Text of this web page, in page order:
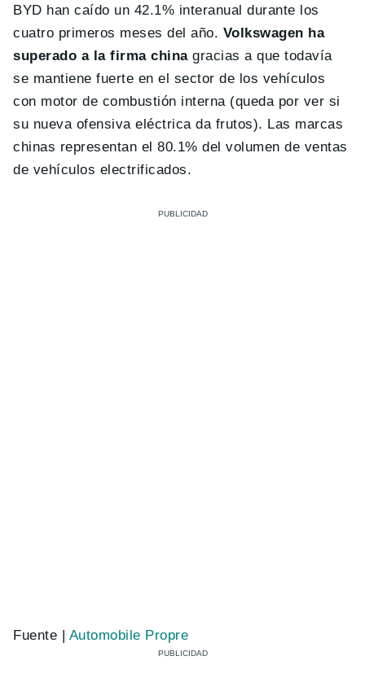
BYD han caído un 42.1% interanual durante los
cuatro primeros meses del año. Volkswagen ha
superado a la firma chinagracias a que todavía
se mantiene fuerte en el sector de los vehículos
con motor de combustión interna (queda por ver si
su nueva ofensiva eléctrica da frutos). Las marcas
chinas representan el 80.1% del volumen de ventas
de vehículos electrificados.
Fuente | Automobile Propre